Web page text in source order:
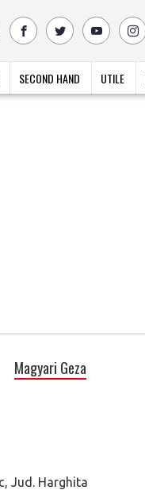
SECOND HAND UTILE
Magyari Geza
Jud. Harghita